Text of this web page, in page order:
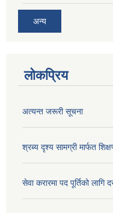
अन्य
लोकप्रिय
अत्यन्त जरूरी सूचना
श्रब्य दृश्य सामग्री मार्फत
सेवा करारमा पद पूर्तिको